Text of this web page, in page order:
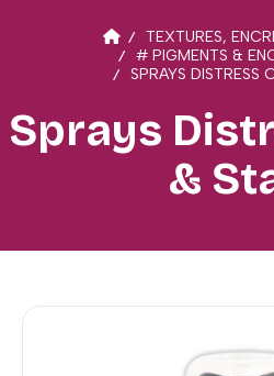
TEXTURES,
# PIGMENTS &
SPRAYS DISTRESS
Sprays
&